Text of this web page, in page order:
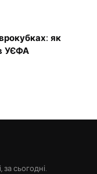
як
УЄФА
за сьогодні.